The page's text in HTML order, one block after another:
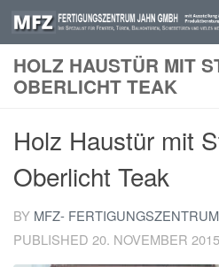
Skip to content
HOLZ HAUSTÜR MIT
OBERLICHT TEAK
Holz Haustür mit
Oberlicht Teak
BY MFZ-
PUBLISHED 20. NOVEMBER 2015